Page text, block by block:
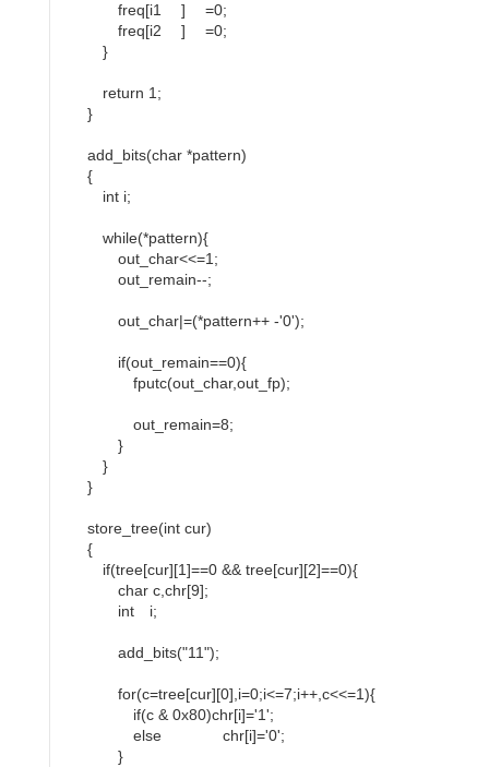
freq[i1 ] =0;
freq[i2 ] =0;
}
return 1;
}
add_bits(char *pattern)
{
int i;
while(*pattern){
out_char<<=1;
out_remain--;
out_char|=(*pattern++ -'0');
if(out_remain==0){
fputc(out_char,out_fp);
out_remain=8;
}
}
}
store_tree(int cur)
{
if(tree[cur][1]==0 && tree[cur][2]==0){
char c,chr[9];
int i;
add_bits("11");
for(c=tree[cur][0],i=0;i<=7;i++,c<<=1){
if(c & 0x80)chr[i]='1';
else chr[i]='0';
}